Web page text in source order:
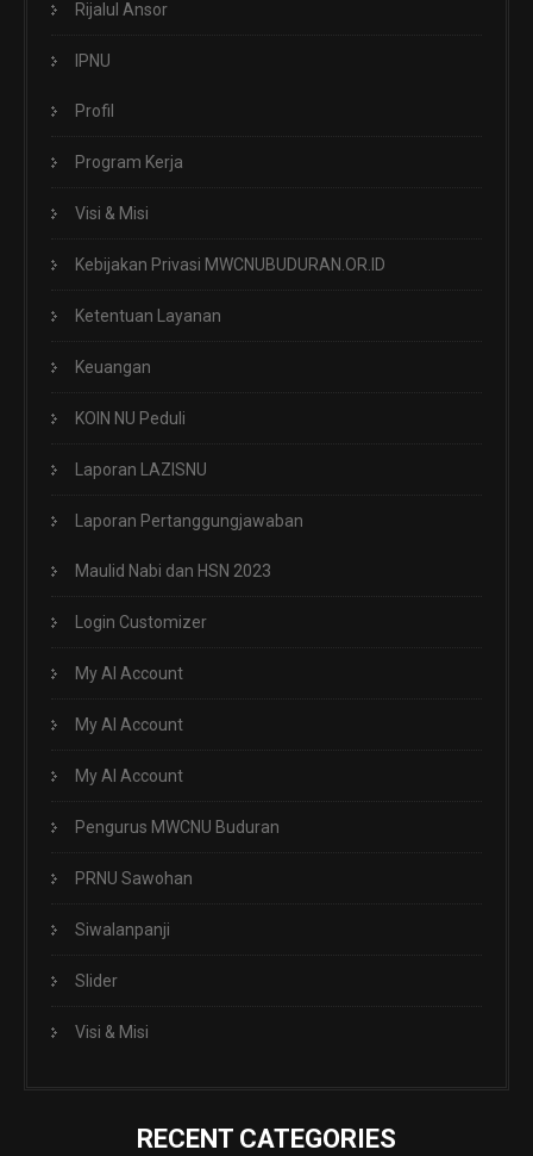
Rijalul Ansor
IPNU
Profil
Program Kerja
Visi & Misi
Kebijakan Privasi MWCNUBUDURAN.OR.ID
Ketentuan Layanan
Keuangan
KOIN NU Peduli
Laporan LAZISNU
Laporan Pertanggungjawaban
Maulid Nabi dan HSN 2023
Login Customizer
My AI Account
My AI Account
My AI Account
Pengurus MWCNU Buduran
PRNU Sawohan
Siwalanpanji
Slider
Visi & Misi
RECENT CATEGORIES